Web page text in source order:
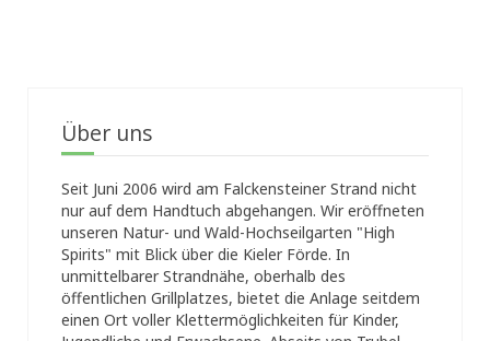
Über uns
Seit Juni 2006 wird am Falckensteiner Strand nicht
nur auf dem Handtuch abgehangen. Wir eröffneten
unseren Natur- und Wald-Hochseilgarten "High
Spirits" mit Blick über die Kieler Förde. In
unmittelbarer Strandnähe, oberhalb des
öffentlichen Grillplatzes, bietet die Anlage seitdem
einen Ort voller Klettermöglichkeiten für Kinder,